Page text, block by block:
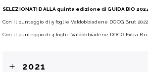
SELEZIONATI DALLA quinta edizione di GUIDA BIO
Con il punteggio di 5 foglie Valdobbiadene DOCG Brut 2022
Con il punteggio di 4 foglie Valdobbiadene DOCG Extra
2021